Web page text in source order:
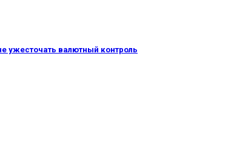
ужесточать валютный контроль